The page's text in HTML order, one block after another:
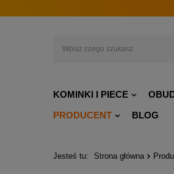
KOMINKI I PIECE
PRODUCENT
BLOG
Jesteś tu: Strona główna